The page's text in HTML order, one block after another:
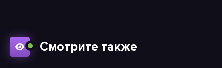
Смотрите также